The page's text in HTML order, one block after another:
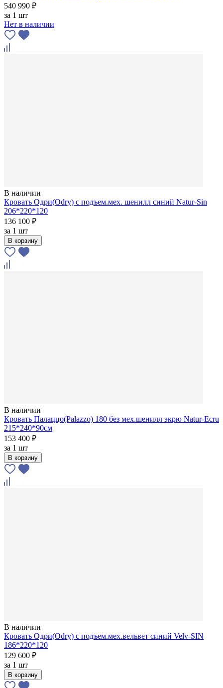
540 990 ₽
за 1 шт
Нет в наличии
В наличии
Кровать Одри(Odry) c подъем.мех. шенилл синий Natur-Sin
206*220*120
136 100 ₽
за 1 шт
В корзину
В наличии
Кровать Палаццо(Palazzo) 180 без мех.шенилл экрю Natur-Ecru
215*240*90см
153 400 ₽
за 1 шт
В корзину
В наличии
Кровать Одри(Odry) c подъем.мех.вельвет синий Velv-SIN
186*220*120
129 600 ₽
за 1 шт
В корзину